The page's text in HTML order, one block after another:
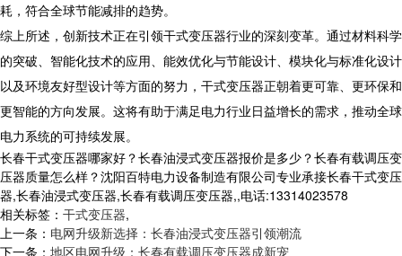
耗，符合全球节能减排的趋势。
综上所述，创新技术正在引领干式变压器行业的深刻变革。通过材料科学
的突破、智能化技术的应用、能效优化与节能设计、模块化与标准化设计
以及环境友好型设计等方面的努力，干式变压器正朝着更可靠、更环保和
更智能的方向发展。这将有助于满足电力行业日益增长的需求，推动全球
电力系统的可持续发展。
长春干式变压器哪家好？长春油浸式变压器报价是多少？长春有载调压变
压器质量怎么样？沈阳百特电力设备制造有限公司专业承接长春干式变压
器,长春油浸式变压器,长春有载调压变压器,,电话:13314023578
相关标签： 干式变压器,
上一条： 电网升级新选择：长春油浸式变压器引领潮流
下一条： 地区电网升级：长春有载调压变压器成新宠